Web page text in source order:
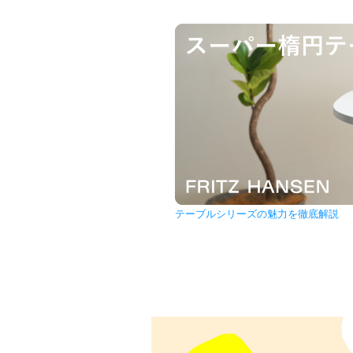
テーブルシリーズの魅力を徹底解説